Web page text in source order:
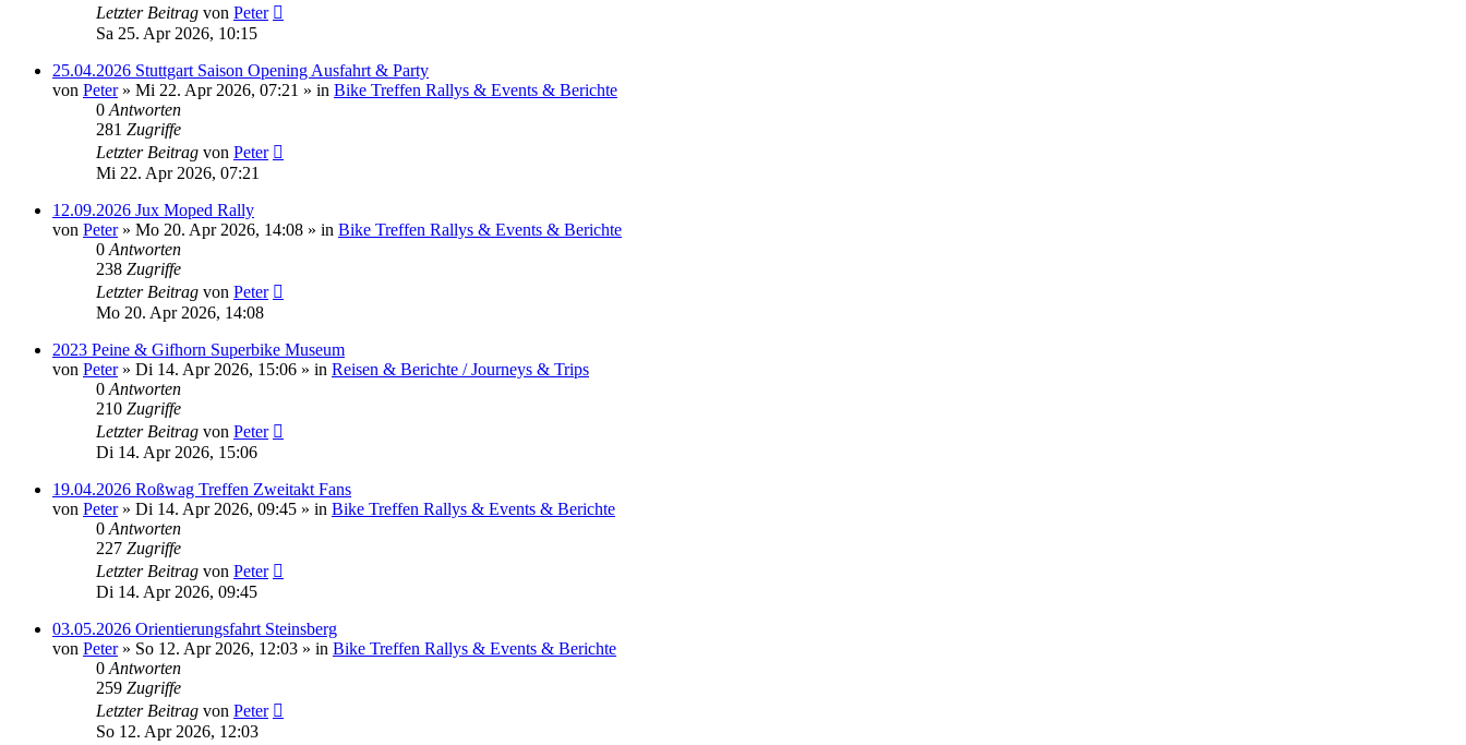
Letzter Beitrag von Peter
Sa 25. Apr 2026, 10:15
25.04.2026 Stuttgart Saison Opening Ausfahrt & Party
von Peter» Mi 22. Apr 2026, 07:21 » in Bike Treffen Rallys & Events & Berichte
0 Antworten
281 Zugriffe
Letzter Beitrag von Peter
Mi 22. Apr 2026, 07:21
12.09.2026 Jux Moped Rally
von Peter» Mo 20. Apr 2026, 14:08 » in Bike Treffen Rallys & Events & Berichte
0 Antworten
238 Zugriffe
Letzter Beitrag von Peter
Mo 20. Apr 2026, 14:08
2023 Peine & Gifhorn Superbike Museum
von Peter» Di 14. Apr 2026, 15:06 » in Reisen & Berichte / Journeys & Trips
0 Antworten
210 Zugriffe
Letzter Beitrag von Peter
Di 14. Apr 2026, 15:06
19.04.2026 Roßwag Treffen Zweitakt Fans
von Peter» Di 14. Apr 2026, 09:45 » in Bike Treffen Rallys & Events & Berichte
0 Antworten
227 Zugriffe
Letzter Beitrag von Peter
Di 14. Apr 2026, 09:45
03.05.2026 Orientierungsfahrt Steinsberg
von Peter» So 12. Apr 2026, 12:03 » in Bike Treffen Rallys & Events & Berichte
0 Antworten
259 Zugriffe
Letzter Beitrag von Peter
So 12. Apr 2026, 12:03